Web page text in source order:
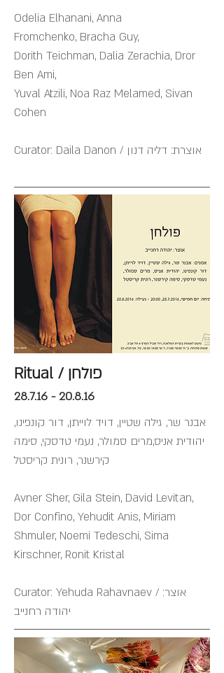
Odelia Elhanani, Anna
Fromchenko, Bracha Guy,
Dorith Teichman, Dalia Zerachia, Dror
Ben Ami,
Yuval Atzili, Noa Raz Melamed, Sivan
Cohen
Curator: Daila Danon / אוצרת: דליה דנון
Ritual / פולחן
28.7.16 - 20.8.16
אבנר שר, גילה שטיין, דויד לוייתן, דור קונפינו,
יהודית אניס,מרים סמולר, נעמי טדסקי, סימה
קירשנר, רונית קריסטל
Avner Sher, Gila Stein, David Levitan,
Dor Confino, Yehudit Anis, Miriam
Shmuler, Noemi Tedeschi, Sima
Kirschner, Ronit Kristal
Curator: Yehuda Rahavnaev / אוצר:
יהודה רחנייב